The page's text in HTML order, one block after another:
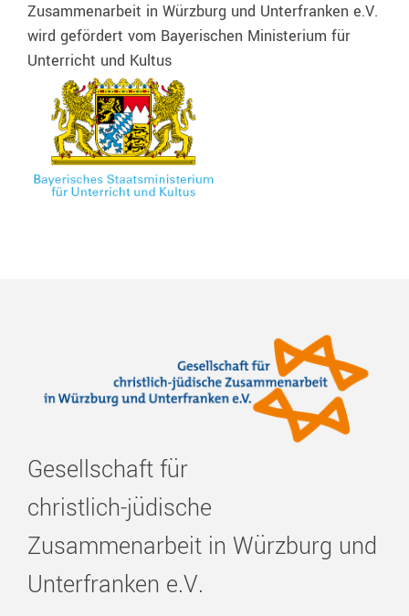
Zusammenarbeit in Würzburg und Unterfranken e.V.
wird gefördert vom Bayerischen Ministerium für
Unterricht und Kultus
Gesellschaft für
christlich-jüdische
Zusammenarbeit in Würzburg und
Unterfranken e.V.